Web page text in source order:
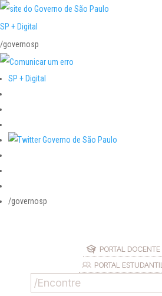
SP + Digital
/governosp
SP + Digital
/governosp
PORTAL DOCENTE
PORTAL ESTUDANTIL